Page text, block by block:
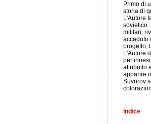
Primo di
storia di
L'Autore
sovietico.
militari,
accaduto
progetto,
L'Autore
per
attribuito
apparire
Suvorov
Indice